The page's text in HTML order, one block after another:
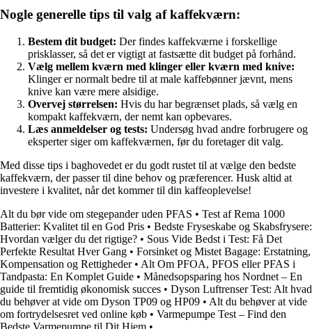
Nogle generelle tips til valg af kaffekværn:
Bestem dit budget: Der findes kaffekværne i forskellige
prisklasser, så det er vigtigt at fastsætte dit budget på forhånd.
Vælg mellem kværn med klinger eller kværn med knive:
Klinger er normalt bedre til at male kaffebønner jævnt, mens
knive kan være mere alsidige.
Overvej størrelsen: Hvis du har begrænset plads, så vælg en
kompakt kaffekværn, der nemt kan opbevares.
Læs anmeldelser og tests: Undersøg hvad andre forbrugere og
eksperter siger om kaffekværnen, før du foretager dit valg.
Med disse tips i baghovedet er du godt rustet til at vælge den bedste
kaffekværn, der passer til dine behov og præferencer. Husk altid at
investere i kvalitet, når det kommer til din kaffeoplevelse!
Alt du bør vide om stegepander uden PFAS • Test af Rema 1000
Batterier: Kvalitet til en God Pris • Bedste Fryseskabe og Skabsfrysere:
Hvordan vælger du det rigtige? • Sous Vide Bedst i Test: Få Det
Perfekte Resultat Hver Gang • Forsinket og Mistet Bagage: Erstatning,
Kompensation og Rettigheder• Alt Om PFOA, PFOS eller PFAS i
Tandpasta: En Komplet Guide • Månedsopsparing hos Nordnet – En
guide til fremtidig økonomisk succes • Dyson Luftrenser Test: Alt hvad
du behøver at vide om Dyson TP09 og HP09 • Alt du behøver at vide
om fortrydelsesret ved online køb • Varmepumpe Test – Find den